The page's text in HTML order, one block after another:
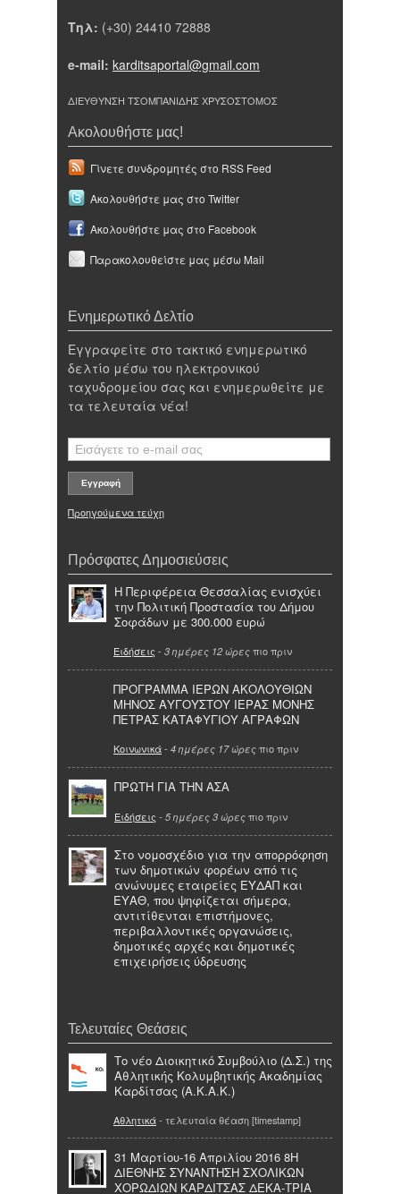
Τηλ: (+30) 24410 72888
e-mail: karditsaportal@gmail.com
ΔΙΕΥΘΥΝΣΗ ΤΣΟΜΠΑΝΙΔΗΣ ΧΡΥΣΟΣΤΟΜΟΣ
Ακολουθήστε μας!
Γίνετε συνδρομητές στο RSS Feed
Ακολουθήστε μας στο Twitter
Ακολουθήστε μας στο Facebook
Παρακολουθείστε μας μέσω Mail
Ενημερωτικό Δελτίο
Εγγραφείτε στο τακτικό ενημερωτικό
δελτίο μέσω του ηλεκτρονικού
ταχυδρομείου σας και ενημερωθείτε με
τα τελευταία νέα!
Προηγούμενα τεύχη
Πρόσφατες Δημοσιεύσεις
Η Περιφέρεια Θεσσαλίας ενισχύει
την Πολιτική Προστασία του Δήμου
Σοφάδων με 300.000 ευρώ
Ειδήσεις - 3 ημέρες 12 ώρες πιο πριν
ΠΡΟΓΡΑΜΜΑ ΙΕΡΩΝ ΑΚΟΛΟΥΘΙΩΝ
ΜΗΝΟΣ ΑΥΓΟΥΣΤΟΥ ΙΕΡΑΣ ΜΟΝΗΣ
ΠΕΤΡΑΣ ΚΑΤΑΦΥΓΙΟΥ ΑΓΡΑΦΩΝ
Κοινωνικά- 4 ημέρες 17 ώρες πιο πριν
ΠΡΩΤΗ ΓΙΑ ΤΗΝ ΑΣΑ
Ειδήσεις - 5 ημέρες 3 ώρες πιο πριν
Στο νομοσχέδιο για την απορρόφηση
των δημοτικών φορέων από τις
ανώνυμες εταιρείες ΕΥΔΑΠ και
ΕΥΑΘ, που ψηφίζεται σήμερα,
αντιτίθενται επιστήμονες,
περιβαλλοντικές οργανώσεις,
δημοτικές αρχές και δημοτικές
επιχειρήσεις ύδρευσης
Τελευταίες Θεάσεις
Το νέο Διοικητικό Συμβούλιο (Δ.Σ.) της
Αθλητικής Κολυμβητικής Ακαδημίας
Καρδίτσας (Α.Κ.Α.Κ.)
Αθλητικά- τελευταία θέαση [timestamp]
31 Μαρτίου-16 Απριλίου 2016 8Η
ΔΙΕΘΝΗΣ ΣΥΝΑΝΤΗΣΗ ΣΧΟΛΙΚΩΝ
ΧΟΡΩΔΙΩΝ ΚΑΡΔΙΤΣΑΣ ΔΕΚΑ-ΤΡΙΑ